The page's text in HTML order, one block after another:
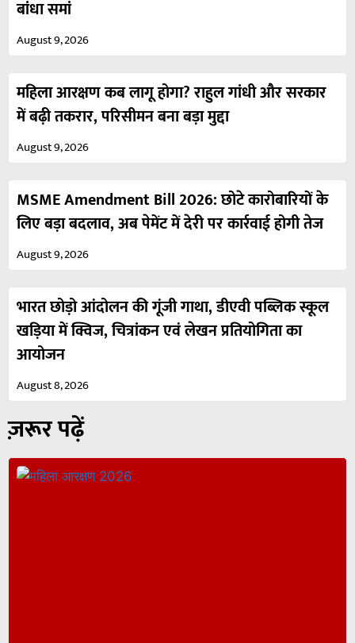
बांधा समां
August 9, 2026
महिला आरक्षण कब लागू होगा? राहुल गांधी और सरकार
में बढ़ी तकरार, परिसीमन बना बड़ा मुद्दा
August 9, 2026
MSME Amendment Bill 2026: छोटे कारोबारियों के
लिए बड़ा बदलाव, अब पेमेंट में देरी पर कार्रवाई होगी तेज
August 9, 2026
भारत छोड़ो आंदोलन की गूंजी गाथा, डीएवी पब्लिक स्कूल
खड़िया में क्विज, चित्रांकन एवं लेखन प्रतियोगिता का
आयोजन
August 8, 2026
ज़रूर पढ़ें